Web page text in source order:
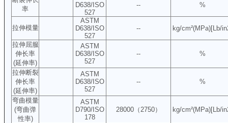
率
D638/ISO
527
-- %
拉伸模量
ASTM
D638/ISO
527
-- kg/cm²(MPa)[Lb/
拉伸屈服
伸长率
(延伸率)
ASTM
D638/ISO
527
-- %
拉伸断裂
伸长率
(延伸率)
ASTM
D638/ISO
527
-- %
弯曲模量
(弯曲弹
性率)
ASTM
D790/ISO
178
28000（2750） kg/cm²(MPa)[Lb/